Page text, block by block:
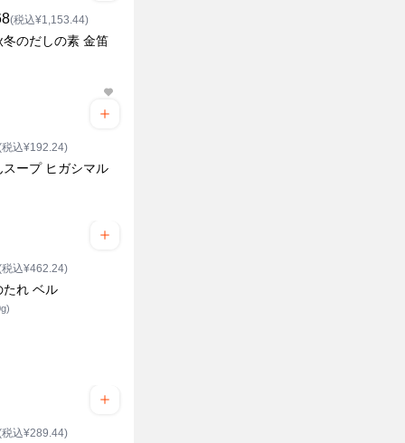
(税込¥1,153.44)
冬のだしの素 金笛
税込¥192.24)
スープ ヒガシマル
税込¥462.24)
たれ ベル
税込¥289.44)